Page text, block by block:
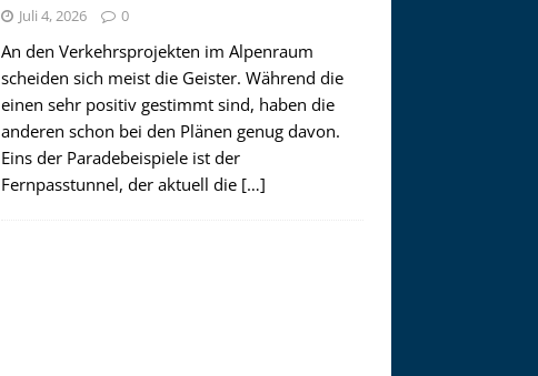
Juli 4, 2026 0
An den Verkehrsprojekten im Alpenraum
scheiden sich meist die Geister. Während die
einen sehr positiv gestimmt sind, haben die
anderen schon bei den Plänen genug davon.
Eins der Paradebeispiele ist der
Fernpasstunnel, der aktuell die […]